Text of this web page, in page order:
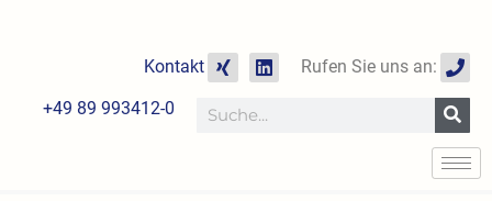
Kontakt
X
i
g
L
i
k
Rufen Sie uns an:
P
h
o
n
e
+49 89 993412-0 Suche